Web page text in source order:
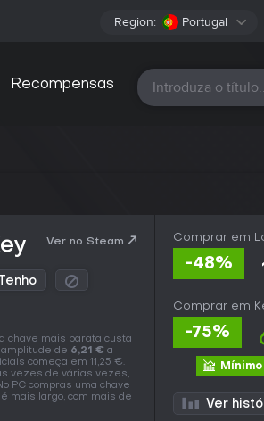
Region: Portugal
Recompensas Todas as
Ver no Steam
Tenho
chave mais barata custa
amplitude de 6,21 € a
começa em 11,25 €.
vezes de várias vezes,
PC compras uma chave
mais largo, com mais de
Comprar em
-48%
Comprar em
-75%
Ver